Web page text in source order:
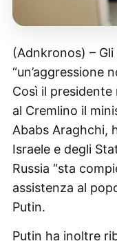
(Adnkronos) – Gli
“un’aggressione
Così il
al Cremlino il
Ababs Araghchi,
Israele e degli
Russia “sta
assistenza al
Putin.
Putin ha inoltre